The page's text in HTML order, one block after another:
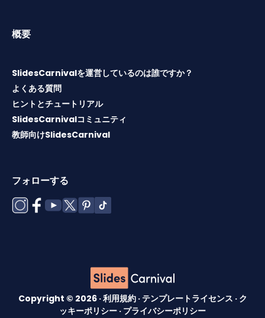
概要
SlidesCarnivalを運営しているのは誰ですか？
よくある質問
ヒントとチュートリアル
SlidesCarnivalコミュニティ
教師向けSlidesCarnival
フォローする
Copyright © 2026 ·利用規約 · テンプレートライセンス · ク
ッキーポリシー · プライバシーポリシー